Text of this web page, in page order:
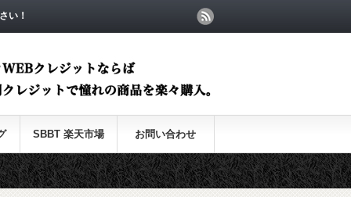
い！
SBBT 楽天市場 お問い合わせ